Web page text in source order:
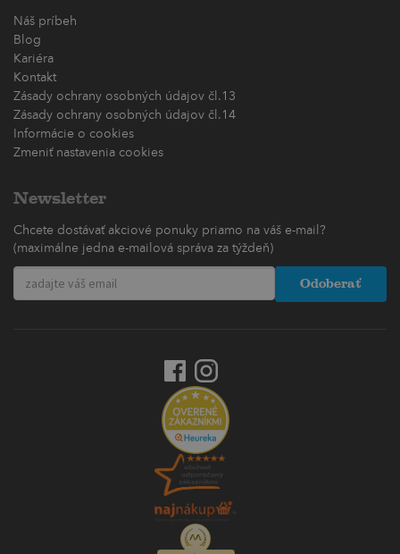
Náš príbeh
Blog
Kariéra
Kontakt
Zásady ochrany osobných údajov čl.13
Zásady ochrany osobných údajov čl.14
Informácie o cookies
Zmeniť nastavenia cookies
Newsletter
Chcete dostávať akciové ponuky priamo na váš e-mail?
(maximálne jedna e-mailová správa za týždeň)
Odoberať